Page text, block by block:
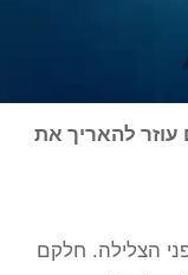
עוזר להאריך את
הצלילה. חלקם